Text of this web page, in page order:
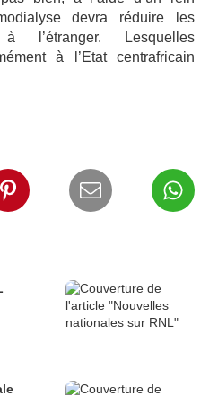
devra réduire les
l’étranger. Lesquelles
à l’Etat centrafricain